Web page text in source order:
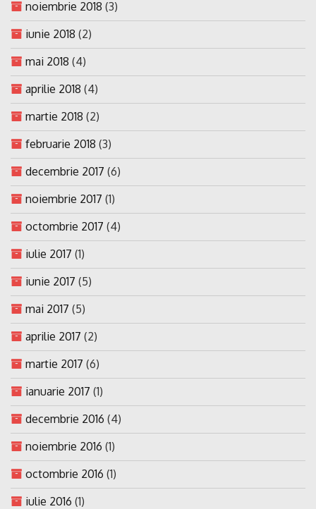
noiembrie 2018 (3)
iunie 2018 (2)
mai 2018 (4)
aprilie 2018 (4)
martie 2018 (2)
februarie 2018 (3)
decembrie 2017 (6)
noiembrie 2017 (1)
octombrie 2017 (4)
iulie 2017 (1)
iunie 2017 (5)
mai 2017 (5)
aprilie 2017 (2)
martie 2017 (6)
ianuarie 2017 (1)
decembrie 2016 (4)
noiembrie 2016 (1)
octombrie 2016 (1)
iulie 2016 (1)